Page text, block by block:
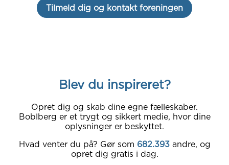
Tilmeld dig og kontakt foreningen
Blev du inspireret?
Opret dig og skab dine egne fælleskaber.
Boblberg er et trygt og sikkert medie, hvor dine
oplysninger er beskyttet.
Hvad venter du på? Gør som 682.393 andre, og
opret dig gratis i dag.